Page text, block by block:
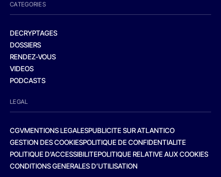
CATEGORIES
DECRYPTAGES
DOSSIERS
RENDEZ-VOUS
VIDEOS
PODCASTS
LEGAL
CGVMENTIONS LEGALESPUBLICITE SUR ATLANTICO
GESTION DES COOKIESPOLITIQUE DE CONFIDENTIALITE
POLITIQUE D’ACCESSIBILITEPOLITIQUE RELATIVE AUX COOKIES
CONDITIONS GENERALES D’UTILISATION